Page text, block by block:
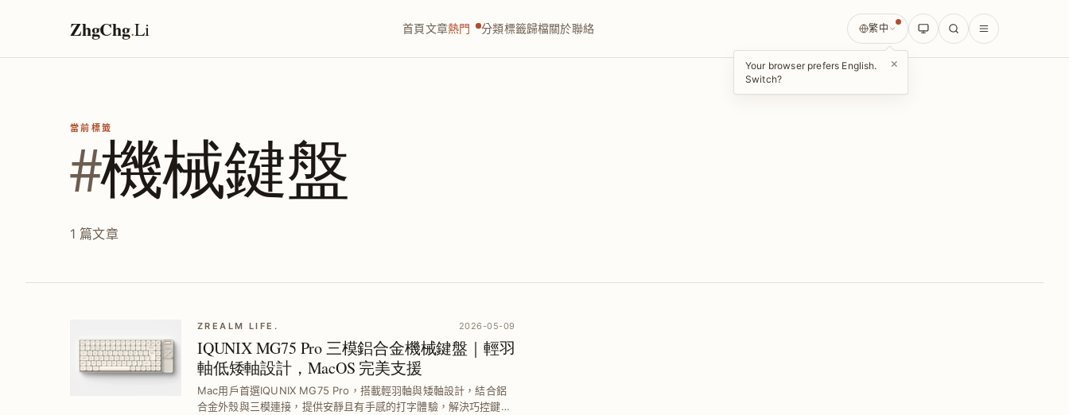
ZhgChg.Li 首頁文章熱門 分類標籤歸檔關於聯絡 繁中
Your browser prefers English.
Switch?
×
當前標籤
#機械鍵盤
1 篇文章
ZREALM LIFE. 2026-05-09
IQUNIX MG75 Pro 三模鋁合金機械鍵盤｜輕羽
軸低矮軸設計，MacOS 完美支援
Mac用戶首選IQUNIX MG75 Pro，搭載輕羽軸與矮軸設計，結合鋁
合金外殼與三模連接，提供安靜且有手感的打字體驗，解決巧控鍵盤